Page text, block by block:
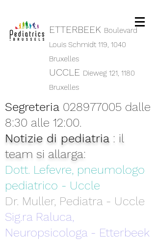
ETTERBEEK Boulevard
Louis Schmidt 119, 1040
Bruxelles
UCCLE Dieweg 121, 1180
Bruxelles
Segreteria 028977005 dalle
8:30 alle 12:00.
Notizie di pediatria : il
team si allarga:
Dott. Lefevre, pneumologo
pediatrico - Uccle
Dr. Muller, Pediatra - Uccle
Sig.ra Raluca,
Neuropsicologa - Etterbeek